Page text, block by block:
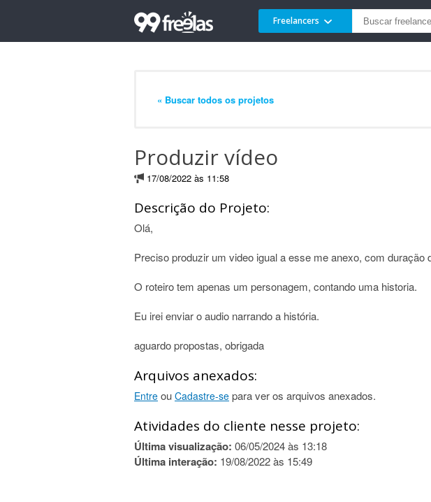
Freelancers
« Buscar todos os projetos
Produzir vídeo
17/08/2022 às 11:58
Descrição do Projeto:
Olá,
Preciso produzir um video igual a esse me anexo, com duração
O roteiro tem apenas um personagem, contando uma historia.
Eu irei enviar o audio narrando a história.
aguardo propostas, obrigada
Arquivos anexados:
Entre ou Cadastre-se para ver os arquivos anexados.
Atividades do cliente nesse projeto:
Última visualização: 06/05/2024 às 13:18
Última interação: 19/08/2022 às 15:49